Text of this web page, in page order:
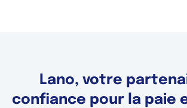
Lano, votre
confiance pour la paie